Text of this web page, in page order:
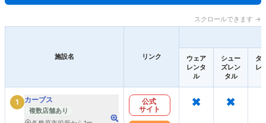
スクロールできます →
施設名 リンク
ウェア
レンタ
ル
シュー
ズレン
タル
タ
レ
1 カーブス
複数店舗あり
公式
サイト
× ×